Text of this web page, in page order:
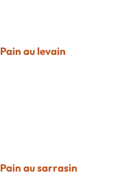
Pain au levain
Pain au sarrasin